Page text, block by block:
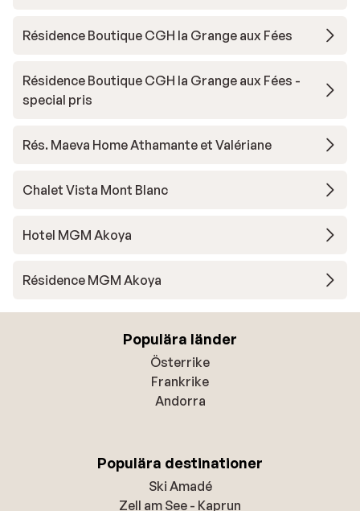
Résidence Boutique CGH la Grange aux Fées
Résidence Boutique CGH la Grange aux Fées -
special pris
Rés. Maeva Home Athamante et Valériane
Chalet Vista Mont Blanc
Hotel MGM Akoya
Résidence MGM Akoya
Populära länder
Österrike
Frankrike
Andorra
Populära destinationer
Ski Amadé
Zell am See - Kaprun